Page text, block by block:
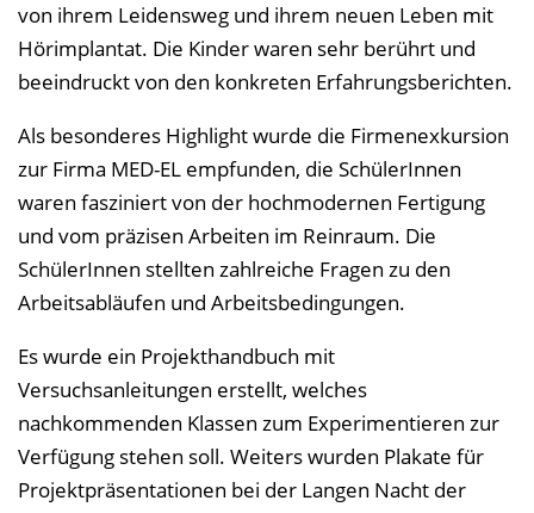
von ihrem Leidensweg und ihrem neuen Leben mit
Hörimplantat. Die Kinder waren sehr berührt und
beeindruckt von den konkreten Erfahrungsberichten.
Als besonderes Highlight wurde die Firmenexkursion
zur Firma MED-EL empfunden, die SchülerInnen
waren fasziniert von der hochmodernen Fertigung
und vom präzisen Arbeiten im Reinraum. Die
SchülerInnen stellten zahlreiche Fragen zu den
Arbeitsabläufen und Arbeitsbedingungen.
Es wurde ein Projekthandbuch mit
Versuchsanleitungen erstellt, welches
nachkommenden Klassen zum Experimentieren zur
Verfügung stehen soll. Weiters wurden Plakate für
Projektpräsentationen bei der Langen Nacht der